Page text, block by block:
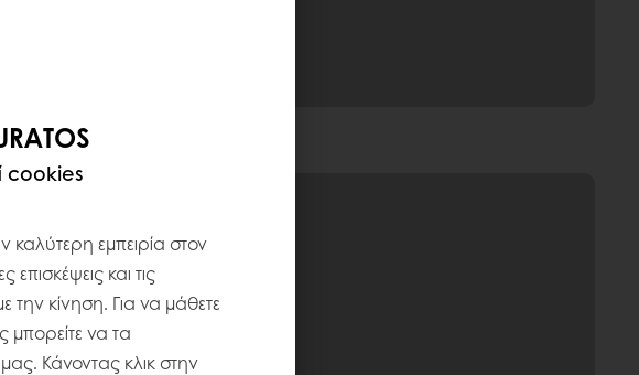
cookies
εμπειρία στον
και τις
κίνηση. Για να μάθετε
μπορείτε να τα
Κάνοντας κλικ στην